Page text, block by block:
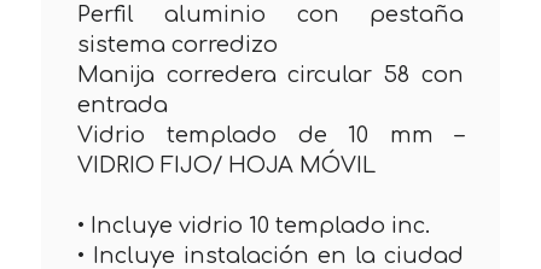
Perfil aluminio con pestaña
sistema corredizo
Manija corredera circular 58 con
entrada
Vidrio templado de 10 mm –
VIDRIO FIJO/ HOJA MÓVIL
• Incluye vidrio 10 templado inc.
• Incluye instalación en la ciudad